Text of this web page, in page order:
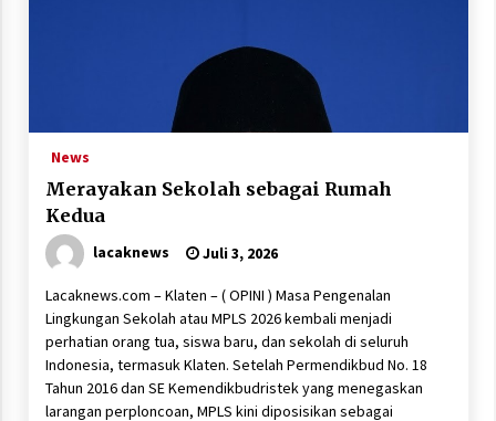
News
Merayakan Sekolah sebagai Rumah
Kedua
lacaknews Juli 3, 2026
Lacaknews.com – Klaten – ( OPINI ) Masa Pengenalan
Lingkungan Sekolah atau MPLS 2026 kembali menjadi
perhatian orang tua, siswa baru, dan sekolah di seluruh
Indonesia, termasuk Klaten. Setelah Permendikbud No. 18
Tahun 2016 dan SE Kemendikbudristek yang menegaskan
larangan perploncoan, MPLS kini diposisikan sebagai